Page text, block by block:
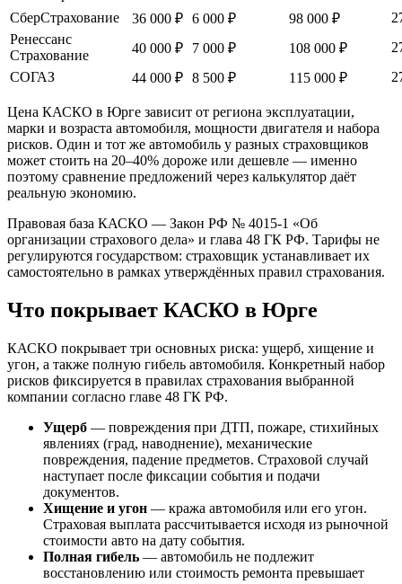
СберСтрахование
36 000 ₽ 6 000 ₽ 98 000 ₽
Ренессанс
Страхование
40 000 ₽ 7 000 ₽ 108 000 ₽
СОГАЗ
44 000 ₽ 8 500 ₽ 115 000 ₽
Цена КАСКО в Юрге зависит от региона эксплуатации,
марки и возраста автомобиля, мощности двигателя и набора
рисков. Один и тот же автомобиль у разных страховщиков
может стоить на 20–40% дороже или дешевле — именно
поэтому сравнение предложений через калькулятор даёт
реальную экономию.
Правовая база КАСКО — Закон РФ № 4015-1 «Об
организации страхового дела» и глава 48 ГК РФ. Тарифы не
регулируются государством: страховщик устанавливает их
самостоятельно в рамках утверждённых правил страхования.
Что покрывает КАСКО в Юрге
КАСКО покрывает три основных риска: ущерб, хищение и
угон, а также полную гибель автомобиля. Конкретный набор
рисков фиксируется в правилах страхования выбранной
компании согласно главе 48 ГК РФ.
Ущерб — повреждения при ДТП, пожаре, стихийных
явлениях (град, наводнение), механические
повреждения, падение предметов. Страховой случай
наступает после фиксации события и подачи
документов.
Хищение и угон — кража автомобиля или его угон.
Страховая выплата рассчитывается исходя из рыночной
стоимости авто на дату события.
Полная гибель — автомобиль не подлежит
восстановлению или стоимость ремонта превышает